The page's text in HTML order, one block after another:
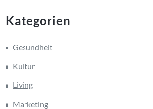
Kategorien
Gesundheit
Kultur
Living
Marketing